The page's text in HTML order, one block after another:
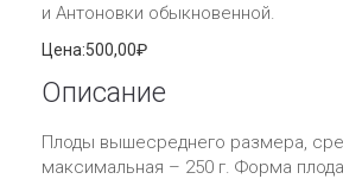
и Антоновки обыкновенной.
Цена:500,00₽
Описание
Плоды вышесреднего размера,
максимальная – 250 г. Форма плода